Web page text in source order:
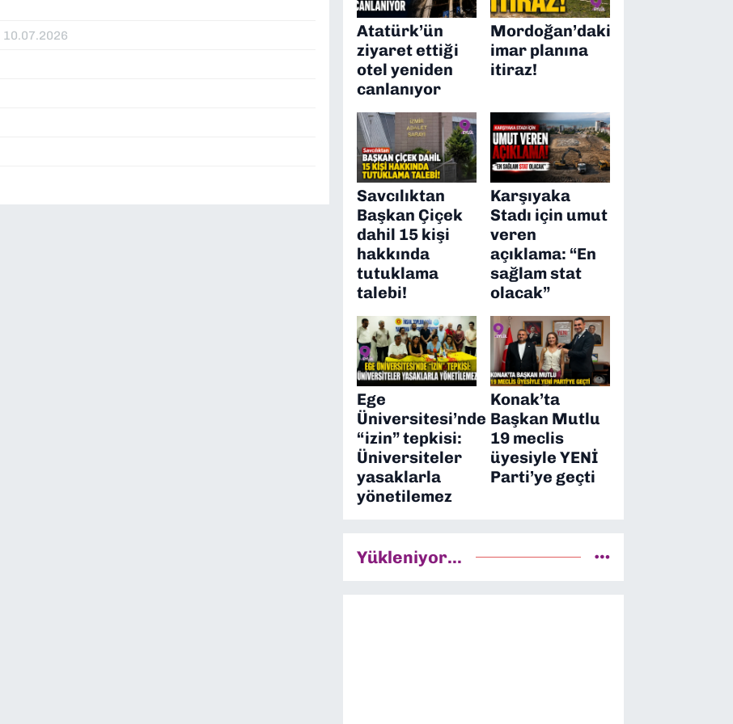
10.07.2026
Atatürk’ün
ziyaret ettiği
otel yeniden
canlanıyor
Mordoğan’daki
imar planına
itiraz!
Savcılıktan
Başkan Çiçek
dahil 15 kişi
hakkında
tutuklama
talebi!
Karşıyaka
Stadı için umut
veren
açıklama: “En
sağlam stat
olacak”
Ege
Üniversitesi’nde
“izin” tepkisi:
Üniversiteler
yasaklarla
yönetilemez
Konak’ta
Başkan Mutlu
19 meclis
üyesiyle YENİ
Parti’ye geçti
Yükleniyor...